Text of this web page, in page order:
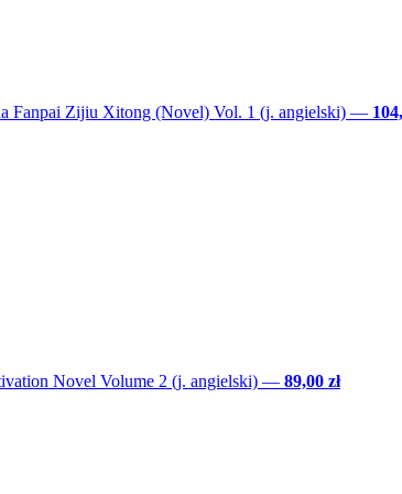
Fanpai Zijiu Xitong (Novel) Vol. 1 (j. angielski) —
Novel Volume 2 (j. angielski) — 89,00 zł